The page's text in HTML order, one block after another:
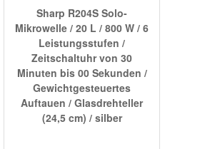
Sharp R204S Solo-
Mikrowelle / 20 L / 800 W / 6
Leistungsstufen /
Zeitschaltuhr von 30
Minuten bis 00 Sekunden /
Gewichtgesteuertes
Auftauen / Glasdrehteller
(24,5 cm) / silber